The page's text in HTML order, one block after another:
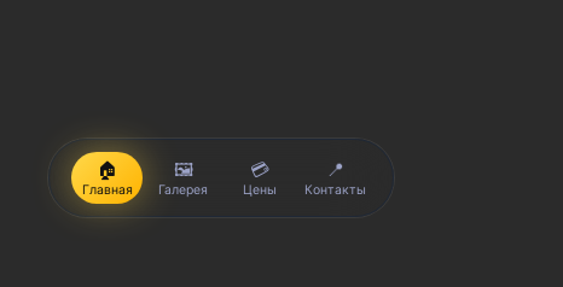
🏠
Главная
🖼️
Галерея
💳
Цены
📍
Контакты